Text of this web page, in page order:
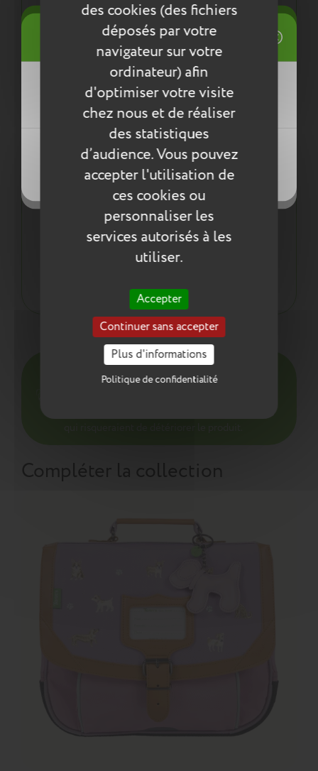
des cookies (des fichiers
déposés par votre
navigateur sur votre
ordinateur) afin
d'optimiser votre visite
chez nous et de réaliser
des statistiques
d’audience. Vous pouvez
accepter l'utilisation de
ces cookies ou
personnaliser les
services autorisés à les
utiliser.
Accepter
Continuer sans accepter
Plus d'informations
Politique de confidentialité
du quotidien
1 fermeture éclair
Tire-zip adapté à l'enfant
1 bandoulière réglable et amovible
Léger, en moyenne 140g
Les plus du produit :
Un mini rond conçu pour durer :
Coutures renforcées
Résistant à l'eau
La finition et la solidité Tann's !
Les mamans aussi peuvent craquer et porter le mini
Entretien
Pour l’entretien de nos produits, nous vous
conseillons d’utiliser un chiffon humide ou une
savonneuse. N’utilisez pas de produits agressifs
Compléter la collection
Mes listes d'envies
Créer une nouvelle liste
((title))
((cancelText))
((createText))
Connexion
Vous devez être connecté pour ajouter
des produits à votre liste d'envies.
((cancelText))
((loginText))